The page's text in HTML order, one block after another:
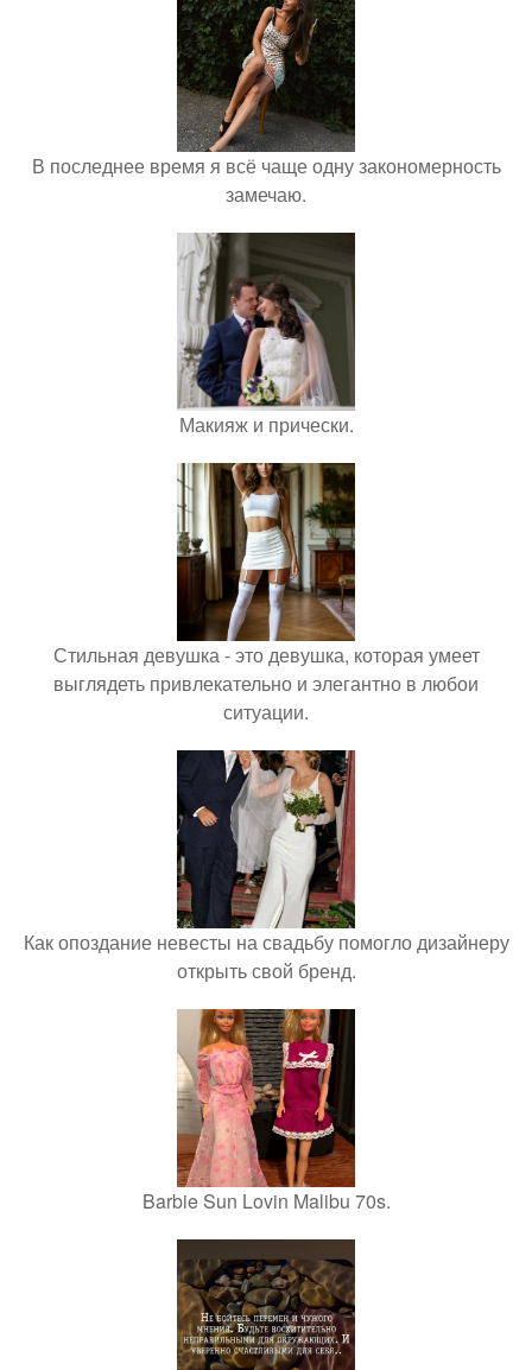
В последнее время я всё чаще одну закономерность
замечаю.
Макияж и прически.
Стильная девушка - это девушка, которая умеет
выглядеть привлекательно и элегантно в любои
ситуации.
Как опоздание невесты на свадьбу помогло дизайнеру
открыть свой бренд.
Barbie Sun Lovin Malibu 70s.